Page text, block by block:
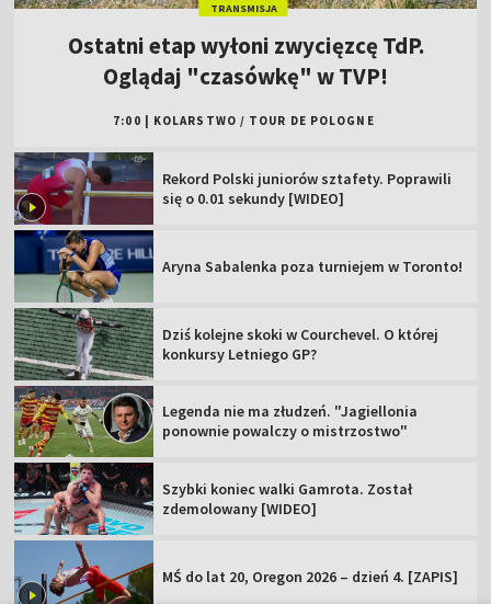
TRANSMISJA
Ostatni etap wyłoni zwycięzcę TdP.
Oglądaj "czasówkę" w TVP!
7:00 KOLARSTWO / TOUR DE POLOGNE
Rekord Polski juniorów sztafety. Poprawili
się o 0.01 sekundy [WIDEO]
Aryna Sabalenka poza turniejem w Toronto!
Dziś kolejne skoki w Courchevel. O której
konkursy Letniego GP?
Legenda nie ma złudzeń. "Jagiellonia
ponownie powalczy o mistrzostwo"
Szybki koniec walki Gamrota. Został
zdemolowany [WIDEO]
MŚ do lat 20, Oregon 2026 – dzień 4. [ZAPIS]